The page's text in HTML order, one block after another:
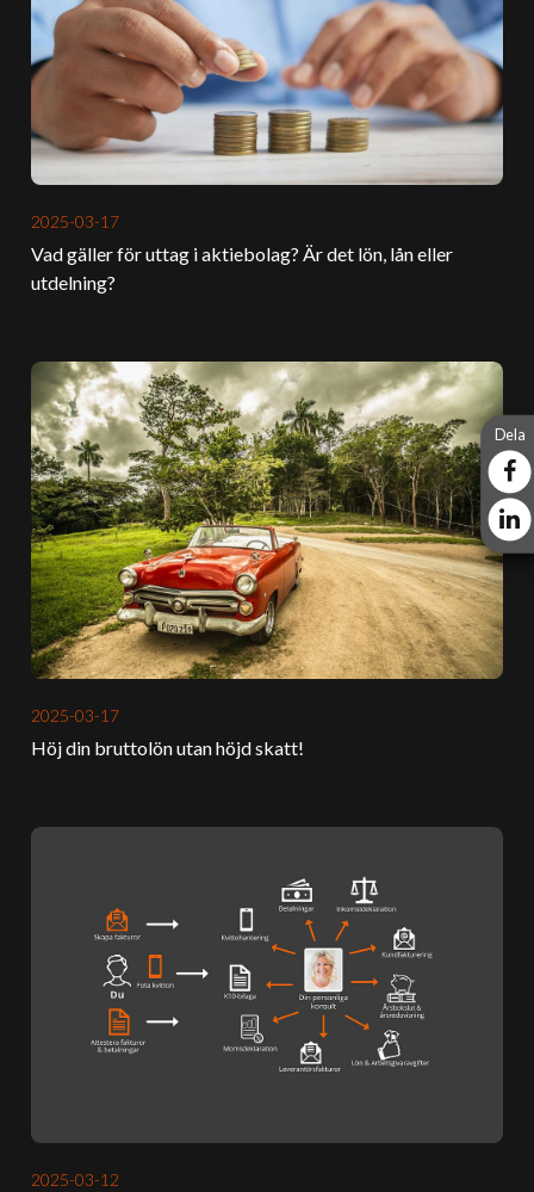
2025-03-17
Vad gäller för uttag i aktiebolag? Är det lön, lån eller
utdelning?
2025-03-17
Höj din bruttolön utan höjd skatt!
2025-03-12
Dela